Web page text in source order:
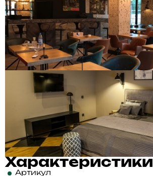
Характеристики
Артикул